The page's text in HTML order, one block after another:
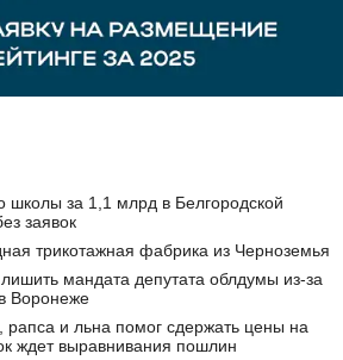
школы за 1,1 млрд в Белгородской
заявок
трикотажная фабрика из Черноземья
мандата депутата облдумы из‑за
Воронеже
рапса и льна помог сдержать цены на
ждет выравнивания пошлин